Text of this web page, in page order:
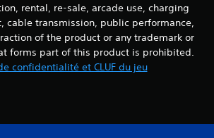
rental, re-sale, arcade use, charging
cable transmission, public performance,
of the product or any trademark or
forms part of this product is prohibited.
confidentialité et CLUF du jeu